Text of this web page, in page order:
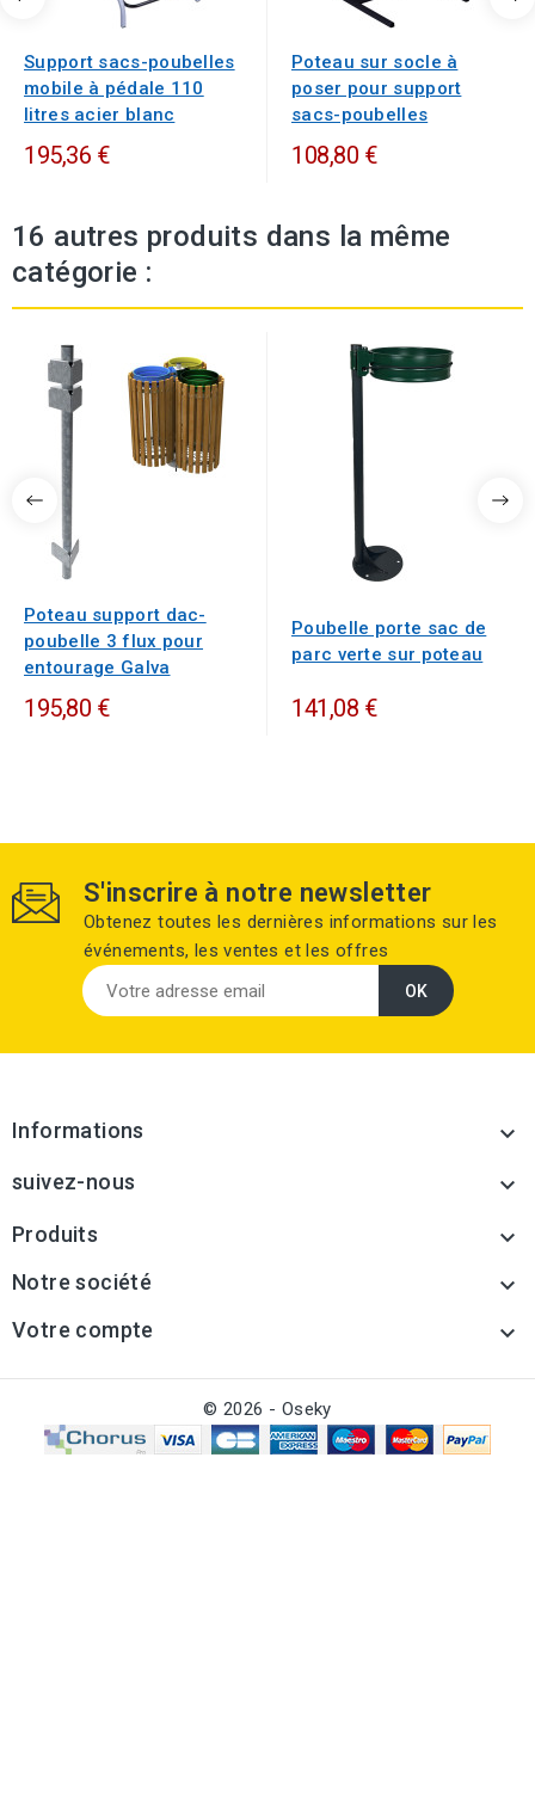
Support sacs-poubelles
mobile à pédale 110
litres acier blanc
195,36 €
Poteau sur socle à
poser pour support
sacs-poubelles
108,80 €
16 autres produits dans la même
catégorie :
Poteau support dac-
poubelle 3 flux pour
entourage Galva
195,80 €
Poubelle porte sac de
parc verte sur poteau
141,08 €
S'inscrire à notre newsletter
Obtenez toutes les dernières informations sur les
événements, les ventes et les offres
Informations 
suivez-nous 
Produits 
Notre société 
Votre compte 
© 2026 - Oseky